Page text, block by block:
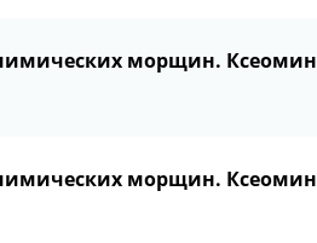
морщин. Ксеомин
морщин. Ксеомин